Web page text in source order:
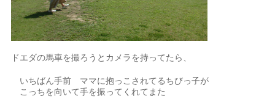
ドエダの馬車を撮ろうとカメラを持ってたら、
いちばん手前 ママに抱っこされてるちびっ子が
こっちを向いて手を振ってくれてまた